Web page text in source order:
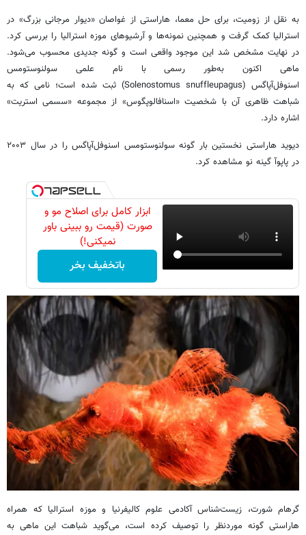
به نقل از زومیت، برای حل معما، هاراستی از غواصان «دیوار مرجانی بزرگ» در
استرالیا کمک گرفت و همچنین نمونه‌ها و آرشیوهای موزه استرالیا را بررسی کرد.
در نهایت مشخص شد این موجود واقعی است و گونه جدیدی محسوب می‌شود.
ماهی اکنون به‌طور رسمی با نام علمی سولنوستومس
اسنوفل‌آپاگس (Solenostomus snuffleupagus) ثبت شده است؛ نامی که به
شباهت ظاهری آن با شخصیت «اسنافالوپگوس» از مجموعه «سسمی استریت»
اشاره دارد.
دیوید هاراستی نخستین بار گونه سولنوستومس اسنوفل‌آپاگس را در سال ۲۰۰۳
در پاپوآ گینه نو مشاهده کرد.
ابزار کامل برای اصلاح مو و
صورت (قیمت رو ببینی باور
نمیکنی!)
باتخفیف بخر
گرهام شورت، زیست‌شناس آکادمی علوم کالیفرنیا و موزه استرالیا که همراه
هاراستی گونه موردنظر را توصیف کرده است، می‌گوید شباهت این ماهی به